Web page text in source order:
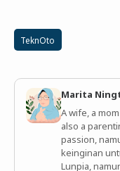
TeknOto
Marita
A wife, a
also a
passion,
keinginan
Lunpia,